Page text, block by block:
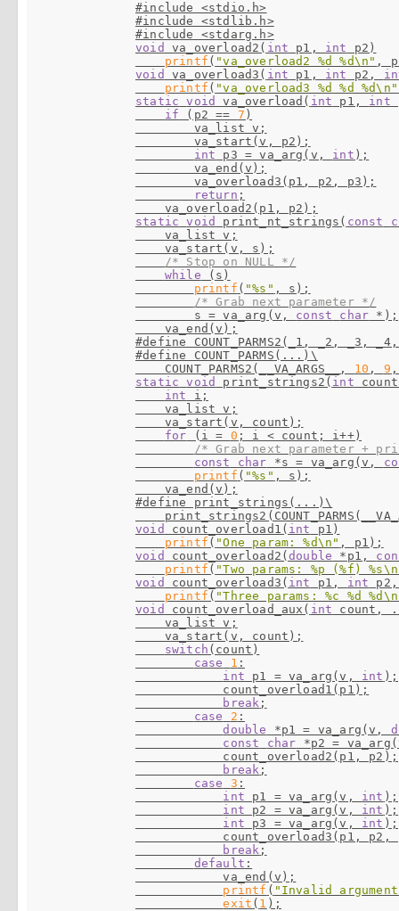
#include <stdio.h>
#include <stdlib.h>
#include <stdarg.h>
void
va_overload2( int p1, int
p2)
printf ( "va_overload2 %d %d\n"
void
va_overload3( int p1, int p2,
printf ( "va_overload3 %d %d %d\n"
static
void va_overload( int p1, int
if (p2 == 7 )
        va_list v;
        va_start(v, p2);
int p3 = va_arg(v, int );
        va_end(v);
        va_overload3(p1, p2, p3);
return ;
static
void print_nt_strings( const
    va_list v;
    va_start(v, s);
/* Stop on NULL */
while (s)
printf ( "%s" , s);
/* Grab next parameter */
        s = va_arg(v,
const char *);
#define COUNT_PARMS2(_1, _2,
#define COUNT_PARMS(...)\
COUNT_PARMS2(__VA_ARGS__, 10 , 9
static
void print_strings2( int
int i;
    va_list v;
    va_start(v, count);
for (i = 0 ; i < count; i++)
/* Grab next parameter +
const
char *s = va_arg(v,
printf ( "%s" , s);
#define print_strings(...)\
void
count_overload1( int
p1)
printf ( "One param: %d\n"
void
count_overload2(double *p1,
printf ( "Two params: %p (%f)
void
count_overload3( int p1, int
printf ( "Three params: %c %d
void
count_overload_aux( int count,
    va_list v;
    va_start(v, count);
switch (count)
case
1 :
int p1 = va_arg(v, int );
            count_overload1(p1);
break ;
case
2 :
double
*p1 = va_arg(v,
const
char *p2 =
            count_overload2(p1, p2);
break ;
case
3 :
int p1 = va_arg(v, int );
int p2 = va_arg(v, int );
int p3 = va_arg(v, int );
count_overload3(p1, p2,
break ;
default :
            va_end(v);
printf ( "Invalid
exit ( 1 );